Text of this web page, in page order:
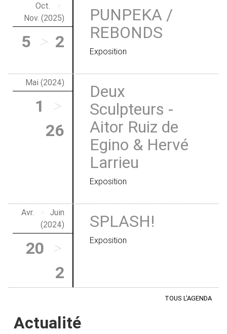
Oct.
>
Nov. (2025)
5 > 2
PUNPEKA /
REBONDS
Exposition
Mai (2024)
1
>
26
Deux
Sculpteurs -
Aitor Ruiz de
Egino & Hervé
Larrieu
Exposition
Avr. >
Juin
(2024)
20 >
2
SPLASH!
Exposition
TOUS L'AGENDA
Actualité